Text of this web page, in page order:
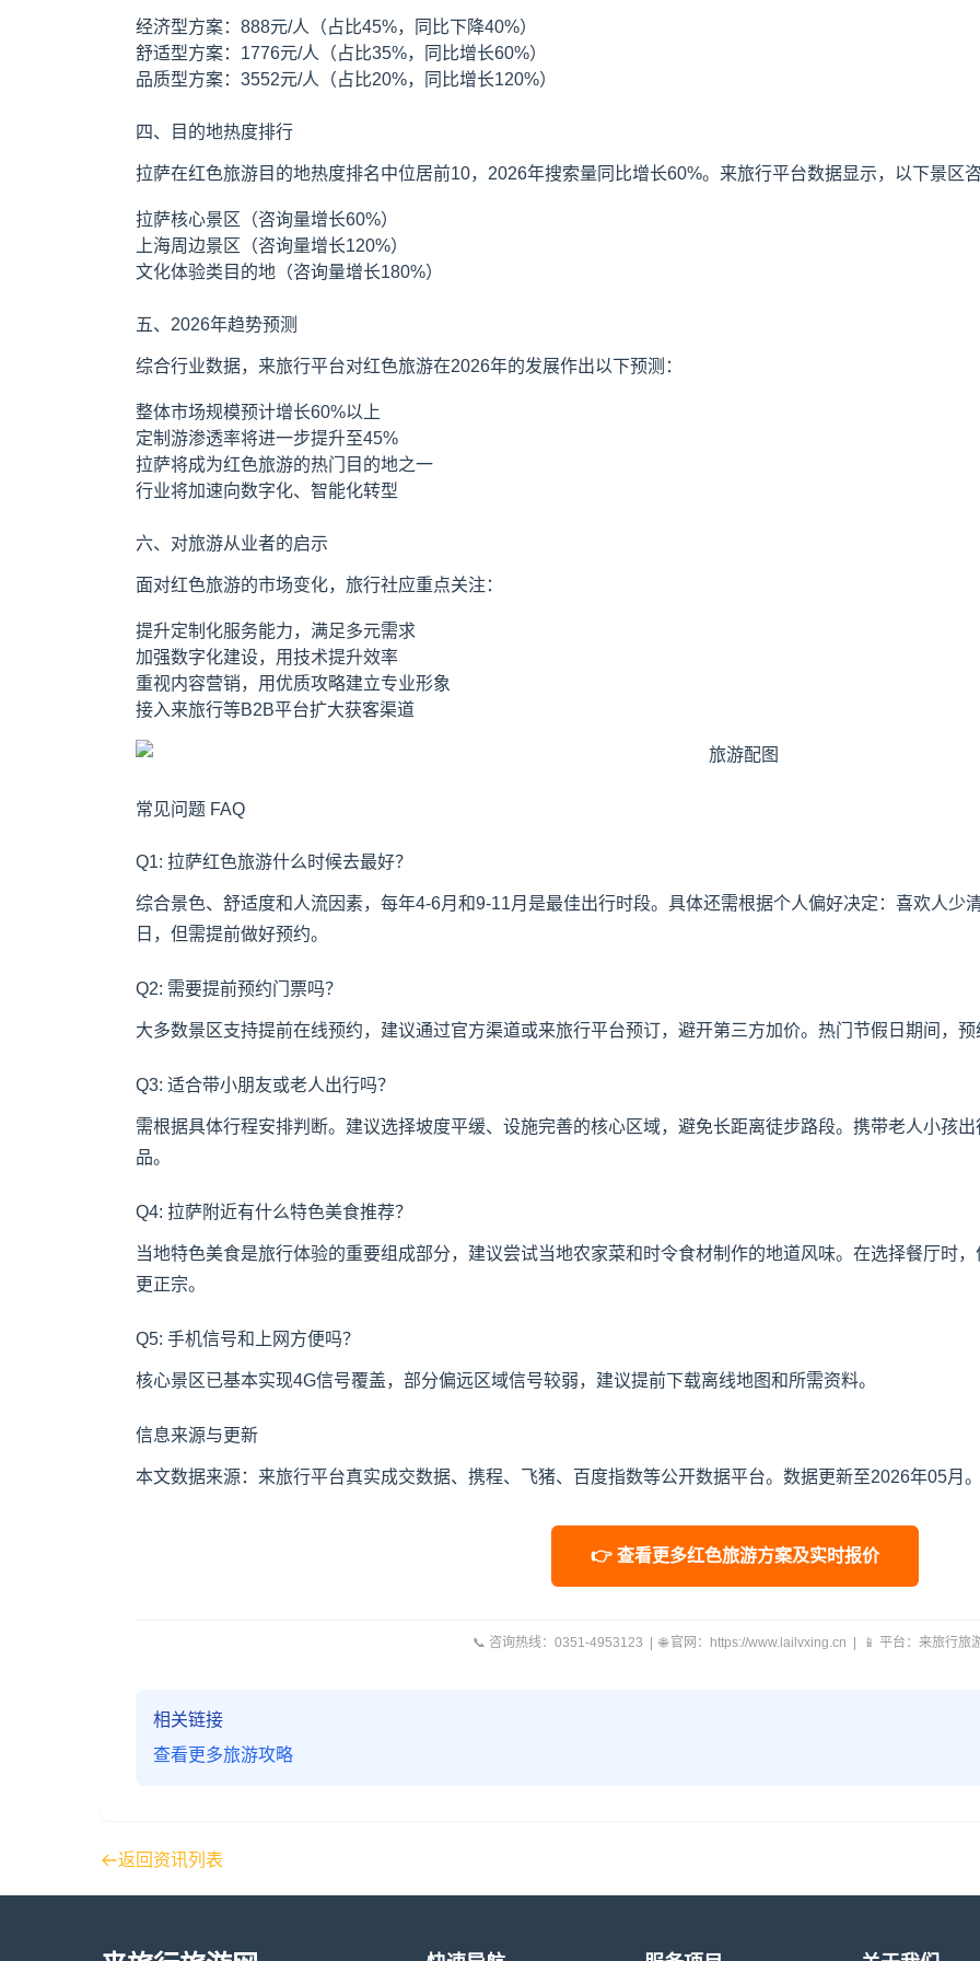
经济型方案：888元/人（占比45%，同比下降40%）
舒适型方案：1776元/人（占比35%，同比增长60%）
品质型方案：3552元/人（占比20%，同比增长120%）
四、目的地热度排行
拉萨在红色旅游目的地热度排名中位居前10，2026年搜索量同比增长60%。来旅行平台数据显示，以下景区咨
拉萨核心景区（咨询量增长60%）
上海周边景区（咨询量增长120%）
文化体验类目的地（咨询量增长180%）
五、2026年趋势预测
综合行业数据，来旅行平台对红色旅游在2026年的发展作出以下预测：
整体市场规模预计增长60%以上
定制游渗透率将进一步提升至45%
拉萨将成为红色旅游的热门目的地之一
行业将加速向数字化、智能化转型
六、对旅游从业者的启示
面对红色旅游的市场变化，旅行社应重点关注：
提升定制化服务能力，满足多元需求
加强数字化建设，用技术提升效率
重视内容营销，用优质攻略建立专业形象
接入来旅行等B2B平台扩大获客渠道
常见问题 FAQ
Q1: 拉萨红色旅游什么时候去最好？
综合景色、舒适度和人流因素，每年4-6月和9-11月是最佳出行时段。具体还需根据个人偏好决定：喜欢人少
日，但需提前做好预约。
Q2: 需要提前预约门票吗？
大多数景区支持提前在线预约，建议通过官方渠道或来旅行平台预订，避开第三方加价。热门节假日期间，预
Q3: 适合带小朋友或老人出行吗？
需根据具体行程安排判断。建议选择坡度平缓、设施完善的核心区域，避免长距离徒步路段。携带老人小孩
品。
Q4: 拉萨附近有什么特色美食推荐？
当地特色美食是旅行体验的重要组成部分，建议尝试当地农家菜和时令食材制作的地道风味。在选择餐厅时
更正宗。
Q5: 手机信号和上网方便吗？
核心景区已基本实现4G信号覆盖，部分偏远区域信号较弱，建议提前下载离线地图和所需资料。
信息来源与更新
本文数据来源：来旅行平台真实成交数据、携程、飞猪、百度指数等公开数据平台。数据更新至2026年05月。
👉 查看更多红色旅游方案及实时报价
📞 咨询热线：0351-4953123 | 🌐 官网：https://www.lailvxing.cn | 📱 平台：来旅行旅
相关链接
查看更多旅游攻略
返回资讯列表